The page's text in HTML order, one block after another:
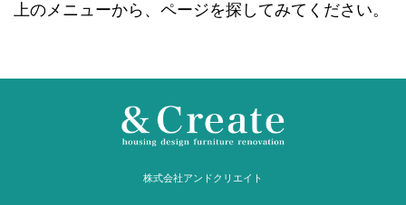
上のメニューから、ページを探してみてください。
株式会社アンドクリエイト